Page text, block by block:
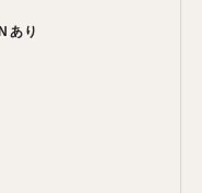
あり